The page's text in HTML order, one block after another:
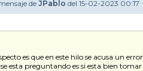
de JPablo del 15-02-2023 00:17
es que en este hilo se acusa un
se esta preguntando es si esta bien